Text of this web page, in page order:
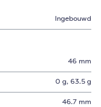
Ingebouwd
46 mm
0 g, 63.5 g
46.7 mm